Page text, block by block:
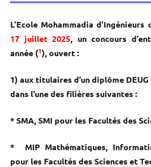
L’Ecole Mohammadia d’Ingénieurs
17 juillet 2025, un concours
année (1), ouvert :
1) aux titulaires d’un diplôme DEUG
dans l’une des filières suivantes :
* SMA, SMI pour les Facultés des
* MIP Mathématiques,
pour les Facultés des Sciences et